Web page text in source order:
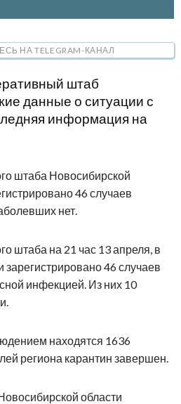
НА TELEGRAM-КАНАЛ
штаб
данные о ситуации с
информация на
штаба Новосибирской
46 случаев
нет.
штаба на 21 час 13 апреля, в
зарегистрировано 46 случаев
инфекцией. Из них 10
находятся 1636
региона карантин завершен.
области